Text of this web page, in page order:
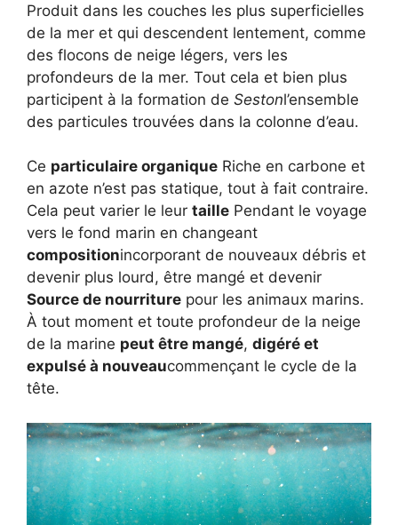
Produit dans les couches les plus superficielles
de la mer et qui descendent lentement, comme
des flocons de neige légers, vers les
profondeurs de la mer. Tout cela et bien plus
participent à la formation de Sestonl’ensemble
des particules trouvées dans la colonne d’eau.
Ce particulaire organique Riche en carbone et
en azote n’est pas statique, tout à fait contraire.
Cela peut varier le leur taille Pendant le voyage
vers le fond marin en changeant
compositionincorporant de nouveaux débris et
devenir plus lourd, être mangé et devenir
Source de nourriture pour les animaux marins.
À tout moment et toute profondeur de la neige
de la marine peut être mangé, digéré et
expulsé à nouveaucommençant le cycle de la
tête.